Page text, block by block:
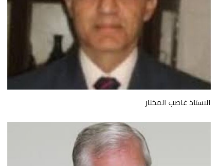
الاستاذ غاصب المختار